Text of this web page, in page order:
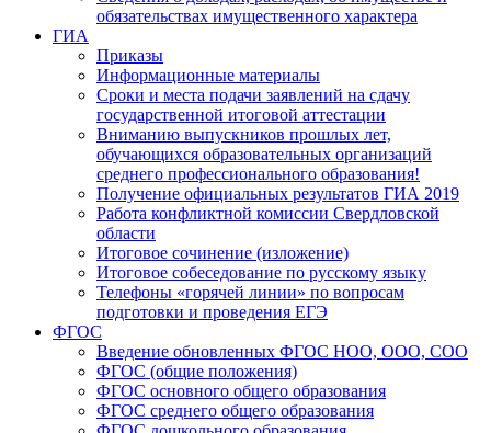
обязательствах имущественного характера
ГИА
Приказы
Информационные материалы
Сроки и места подачи заявлений на сдачу
государственной итоговой аттестации
Вниманию выпускников прошлых лет,
обучающихся образовательных организаций
среднего профессионального образования!
Получение официальных результатов ГИА 2019
Работа конфликтной комиссии Свердловской
области
Итоговое сочинение (изложение)
Итоговое собеседование по русскому языку
Телефоны «горячей линии» по вопросам
подготовки и проведения ЕГЭ
ФГОС
Введение обновленных ФГОС НОО, ООО, СОО
ФГОС (общие положения)
ФГОС основного общего образования
ФГОС среднего общего образования